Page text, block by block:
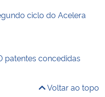
ciclo do Acelera
patentes concedidas
Voltar ao topo